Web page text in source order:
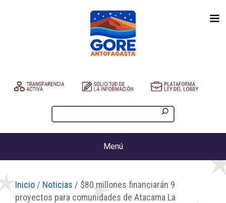
Menú
Inicio / Noticias / $80 millones financiarán 9
proyectos para comunidades de Atacama La